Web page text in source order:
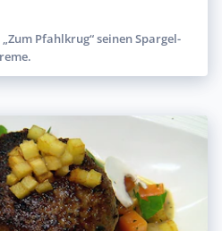
Pfahlkrug“ seinen Spargel-